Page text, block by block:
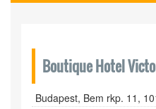
Boutique Hotel
Budapest, Bem rkp. 11,